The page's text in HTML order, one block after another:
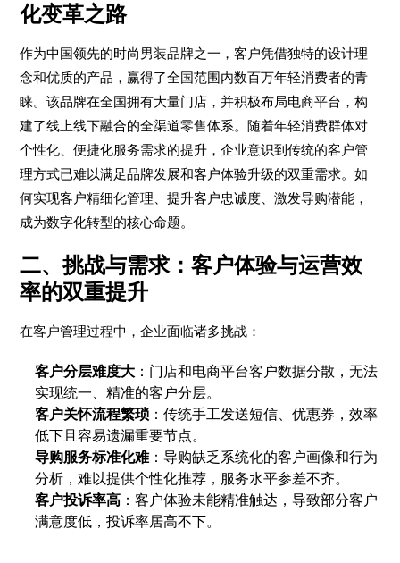
化变革之路
作为中国领先的时尚男装品牌之一，客户凭借独特的设计理
念和优质的产品，赢得了全国范围内数百万年轻消费者的青
睐。该品牌在全国拥有大量门店，并积极布局电商平台，构
建了线上线下融合的全渠道零售体系。随着年轻消费群体对
个性化、便捷化服务需求的提升，企业意识到传统的客户管
理方式已难以满足品牌发展和客户体验升级的双重需求。如
何实现客户精细化管理、提升客户忠诚度、激发导购潜能，
成为数字化转型的核心命题。
二、挑战与需求：客户体验与运营效
率的双重提升
在客户管理过程中，企业面临诸多挑战：
客户分层难度大 ：门店和电商平台客户数据分散，无法
实现统一、精准的客户分层。
客户关怀流程繁琐 ：传统手工发送短信、优惠券，效率
低下且容易遗漏重要节点。
导购服务标准化难：导购缺乏系统化的客户画像和行为
分析，难以提供个性化推荐，服务水平参差不齐。
客户投诉率高 ：客户体验未能精准触达，导致部分客户
满意度低，投诉率居高不下。